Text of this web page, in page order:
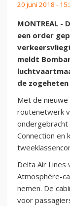
20 juni 2018 -
MONTREAL
een order
meldt
de
Met de nieuwe
routenetwerk
Connection en
Delta Air Lines
Atmosphère-
nemen. De
voor